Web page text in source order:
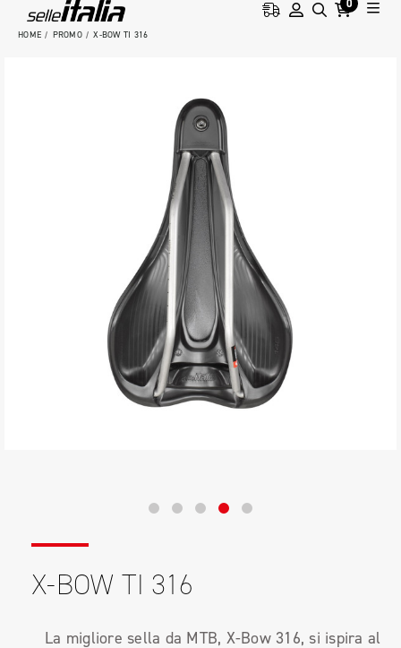
0
HOME PROMO X-BOW TI 316
X-BOW TI 316
La migliore sella da MTB, X-Bow 316, si ispira al